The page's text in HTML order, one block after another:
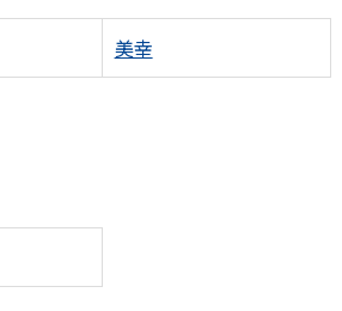
美幸